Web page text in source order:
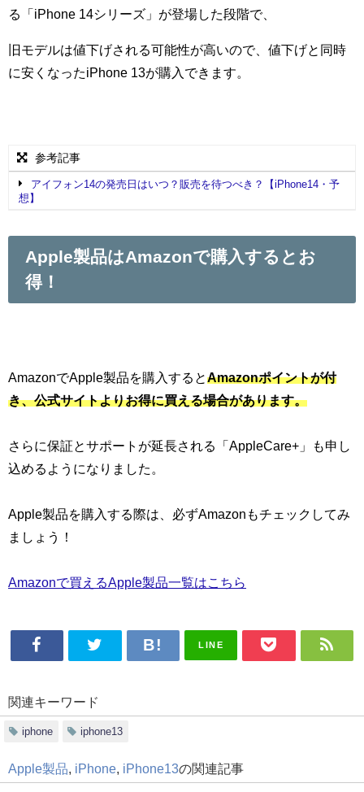
る「iPhone 14シリーズ」が登場した段階で、
旧モデルは値下げされる可能性が高いので、値下げと同時
に安くなったiPhone 13が購入できます。
参考記事
アイフォン14の発売日はいつ？販売を待つべき？【iPhone14・予
想】
Apple製品はAmazonで購入するとお
得！
AmazonでApple製品を購入するとAmazonポイントが付
き、公式サイトよりお得に買える場合があります。
さらに保証とサポートが延長される「AppleCare+」も申し
込めるようになりました。
Apple製品を購入する際は、必ずAmazonもチェックしてみ
ましょう！
Amazonで買えるApple製品一覧はこちら
LINE
関連キーワード
iphone iphone13
Apple製品 iPhone iPhone13の関連記事